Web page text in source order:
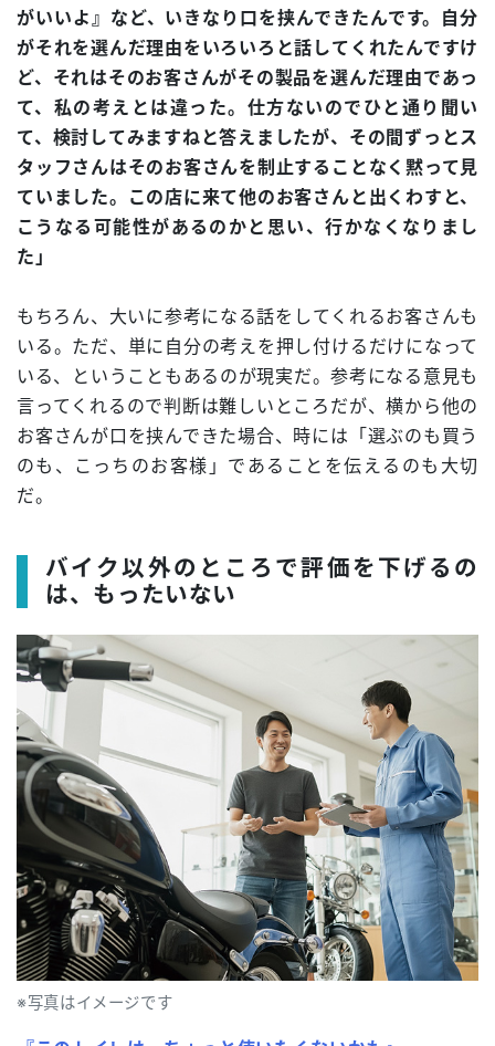
がいいよ』など、いきなり口を挟んできたんです。自分
がそれを選んだ理由をいろいろと話してくれたんですけ
ど、それはそのお客さんがその製品を選んだ理由であっ
て、私の考えとは違った。仕方ないのでひと通り聞い
て、検討してみますねと答えましたが、その間ずっとス
タッフさんはそのお客さんを制止することなく黙って見
ていました。この店に来て他のお客さんと出くわすと、
こうなる可能性があるのかと思い、行かなくなりまし
た」
もちろん、大いに参考になる話をしてくれるお客さんも
いる。ただ、単に自分の考えを押し付けるだけになって
いる、ということもあるのが現実だ。参考になる意見も
言ってくれるので判断は難しいところだが、横から他の
お客さんが口を挟んできた場合、時には「選ぶのも買う
のも、こっちのお客様」であることを伝えるのも大切
だ。
バイク以外のところで評価を下げるの
は、もったいない
※写真はイメージです